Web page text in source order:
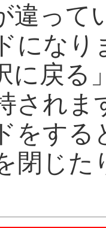
違って
になり
に戻る
されま
をする
閉じた